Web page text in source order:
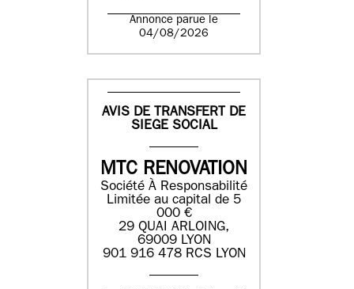
Annonce parue le
04/08/2026
AVIS DE TRANSFERT DE
SIEGE SOCIAL
MTC RENOVATION
Société À Responsabilité
Limitée au capital de 5
000 €
29 QUAI ARLOING,
69009 LYON
901 916 478 RCS LYON